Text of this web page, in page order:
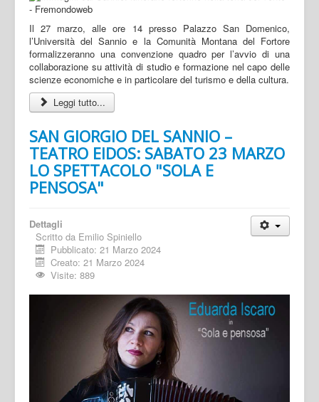
Il 27 marzo, alle ore 14 presso Palazzo San Domenico,
l’Università del Sannio e la Comunità Montana del Fortore
formalizzeranno una convenzione quadro per l’avvio di una
collaborazione su attività di studio e formazione nel capo delle
scienze economiche e in particolare del turismo e della cultura.
Leggi tutto...
SAN GIORGIO DEL SANNIO –
TEATRO EIDOS: SABATO 23 MARZO
LO SPETTACOLO "SOLA E
PENSOSA"
Dettagli
Scritto da Emilio Spiniello
Pubblicato: 21 Marzo 2024
Creato: 21 Marzo 2024
Visite: 889